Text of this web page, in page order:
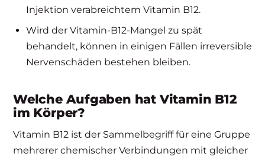
Injektion verabreichtem Vitamin B12.
Wird der Vitamin-B12-Mangel zu spät
behandelt, können in einigen Fällen irreversible
Nervenschäden bestehen bleiben.
Welche Aufgaben hat Vitamin B12
im Körper?
Vitamin B12 ist der Sammelbegriff für eine Gruppe
mehrerer chemischer Verbindungen mit gleicher